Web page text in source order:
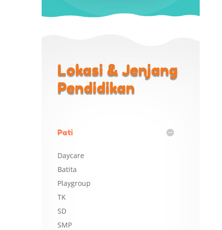
Lokasi & Jenjang
Pendidikan
Pati
Daycare
Batita
Playgroup
TK
SD
SMP